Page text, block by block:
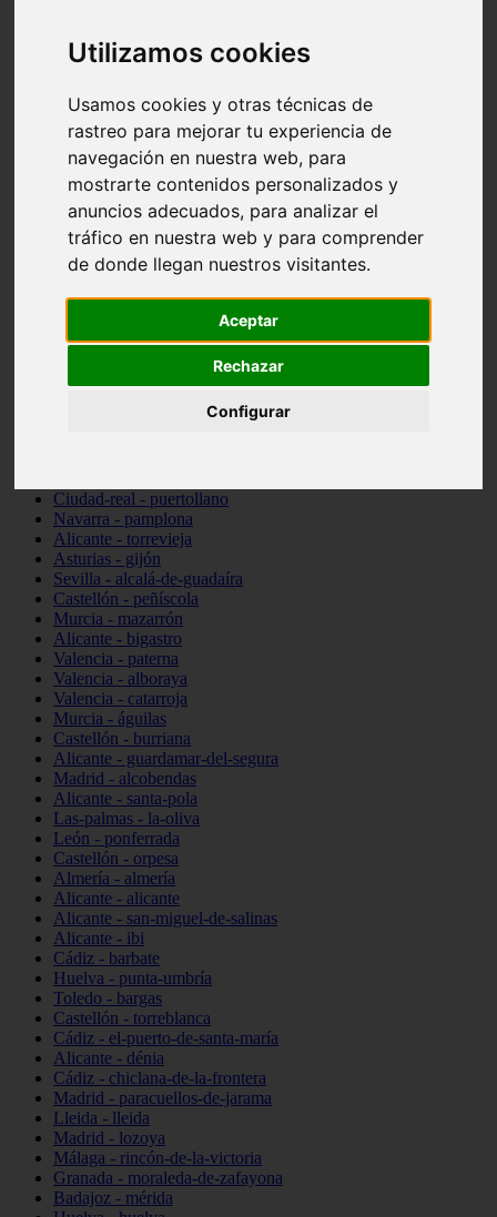
Utilizamos cookies
Usamos cookies y otras técnicas de
rastreo para mejorar tu experiencia de
navegación en nuestra web, para
mostrarte contenidos personalizados y
anuncios adecuados, para analizar el
tráfico en nuestra web y para comprender
de donde llegan nuestros visitantes.
Aceptar
Rechazar
Configurar
Valencia - chiva
Murcia - calasparra
Valencia - sagunt
Asturias - ribadesella
Castellón - benicàssim
Alicante - el-campello
Cádiz - rota
Madrid - las-rozas-de-madrid
Ciudad-real - ciudad-real
Madrid - tres-cantos
Las-palmas - yaiza
Alicante - elx
Ciudad-real - puertollano
Navarra - pamplona
Alicante - torrevieja
Asturias - gijón
Sevilla - alcalá-de-guadaíra
Castellón - peñíscola
Murcia - mazarrón
Alicante - bigastro
Valencia - paterna
Valencia - alboraya
Valencia - catarroja
Murcia - águilas
Castellón - burriana
Alicante - guardamar-del-segura
Madrid - alcobendas
Alicante - santa-pola
Las-palmas - la-oliva
León - ponferrada
Castellón - orpesa
Almería - almería
Alicante - alicante
Alicante - san-miguel-de-salinas
Alicante - ibi
Cádiz - barbate
Huelva - punta-umbría
Toledo - bargas
Castellón - torreblanca
Cádiz - el-puerto-de-santa-maría
Alicante - dénia
Cádiz - chiclana-de-la-frontera
Madrid - paracuellos-de-jarama
Lleida - lleida
Madrid - lozoya
Málaga - rincón-de-la-victoria
Granada - moraleda-de-zafayona
Badajoz - mérida